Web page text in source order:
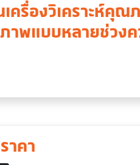
เครื่องวิเคราะห์คุ
าพแบบหลายช่วง
าคา